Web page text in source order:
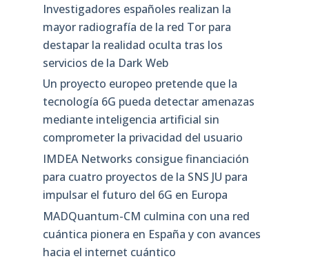
Investigadores españoles realizan la
mayor radiografía de la red Tor para
destapar la realidad oculta tras los
servicios de la Dark Web
Un proyecto europeo pretende que la
tecnología 6G pueda detectar amenazas
mediante inteligencia artificial sin
comprometer la privacidad del usuario
IMDEA Networks consigue financiación
para cuatro proyectos de la SNS JU para
impulsar el futuro del 6G en Europa
MADQuantum-CM culmina con una red
cuántica pionera en España y con avances
hacia el internet cuántico